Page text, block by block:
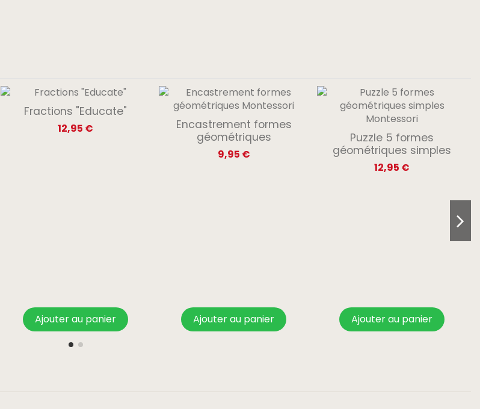
Fractions "Educate"
12,95 €
Ajouter au panier
Encastrement formes
géométriques
9,95 €
Ajouter au panier
Puzzle 5 formes
géométriques simples
12,95 €
Ajouter au panier